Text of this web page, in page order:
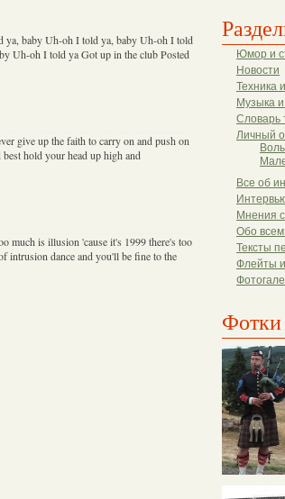
Юмор и
Новости
Техника
Музыка
Словарь
Личный
Все об
Мнения
Обо
Тексты
Флейты
Фотки
baby Uh-oh I told ya, baby Uh-oh I told
Uh-oh I told ya Got up in the club Posted
give up the faith to carry on and push on
hold your head up high and
much is illusion 'cause it's 1999 there's too
intrusion dance and you'll be fine to the